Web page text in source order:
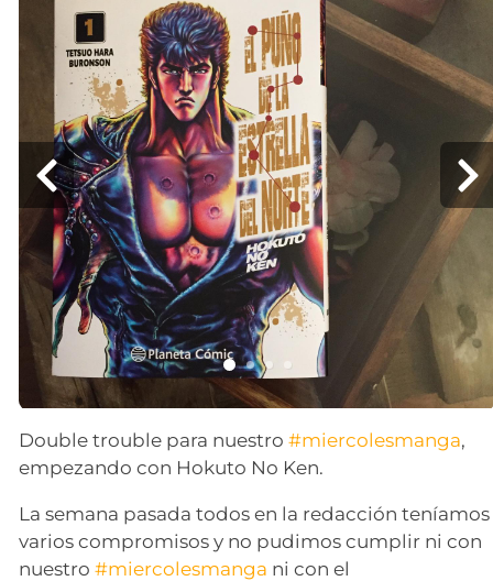
Double trouble para nuestro#miercolesmanga,
empezando con Hokuto No Ken.
La semana pasada todos en la redacción teníamos
varios compromisos y no pudimos cumplir ni con
nuestro#miercolesmanga ni con el